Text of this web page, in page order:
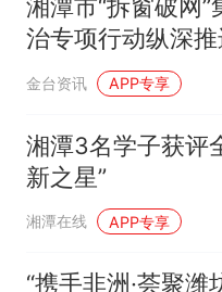
湘潭市“拆窗破网”
治专项行动纵深推
金台资讯 APP专享
湘潭3名学子获评
新之星”
湘潭在线 APP专享
“携手非洲·荟聚潍